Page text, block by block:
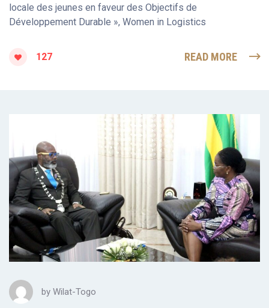
locale des jeunes en faveur des Objectifs de
Développement Durable », Women in Logistics
127 READ MORE
by Wilat-Togo